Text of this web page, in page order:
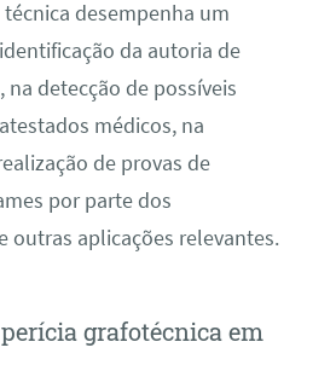
desempenha um
da autoria de
na detecção de possíveis
médicos, na
de provas de
por parte dos
outras aplicações relevantes.
grafotécnica em